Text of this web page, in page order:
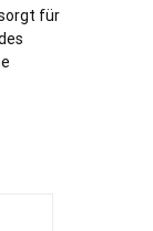
für